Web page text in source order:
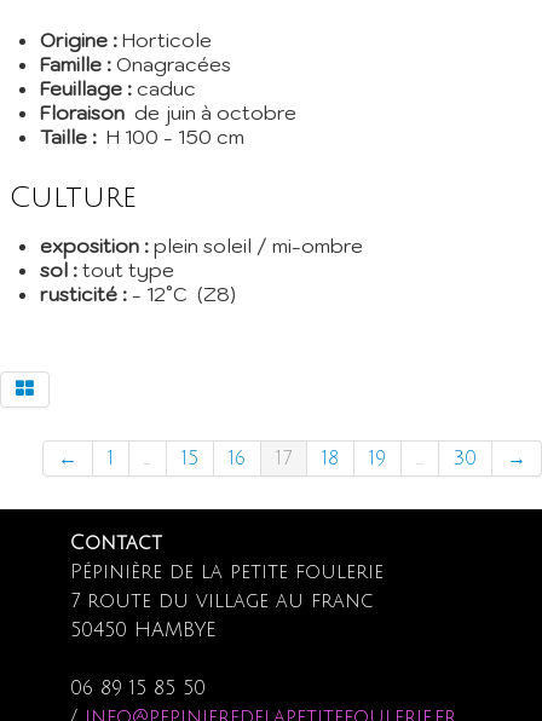
Origine : Horticole
Famille : Onagracées
Feuillage : caduc
Floraison de juin à octobre
Taille : H 100 - 150 cm
Culture
exposition : plein soleil / mi-ombre
sol : tout type
rusticité : - 12°C (Z8)
← 1 ... 15 16 17 18 19 ... 30 →
Contact
Pépinière de la petite foulerie
7 route du village au franc
50450 HAMBYE
06 89 15 85 50